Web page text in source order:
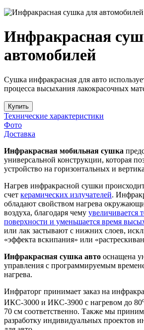
Инфракрасная
автомобилей
Сушка инфракрасная для авто
процесса высыхания лакокрасочных
Купить
Технические характеристики
Фото
Доставка
Инфракрасная мобильная сушка
универсальной конструкции, которая
устройство на горизонтальных и
Нагрев инфракрасной сушки
счет керамических излучателей.
обладают свойством нагрева
воздуха, благодаря чему увеличивается
поверхности и уменьшается время
или лак застывают с нижних слоев,
«эффекта вскипания» или
Инфракрасная сушка авто оснащена
управления с программируемым
нагрева.
Инфраторг принимает заказ на
ИКС-3000 и ИКС-3900 с нагревом до 80
70 см соответственно. Также мы
разработку индивидуальных проектов